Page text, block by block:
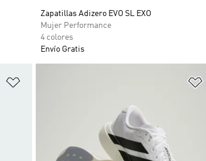
Zapatillas Adizero EVO SL EXO
Mujer Performance
4 colores
Envío Gratis